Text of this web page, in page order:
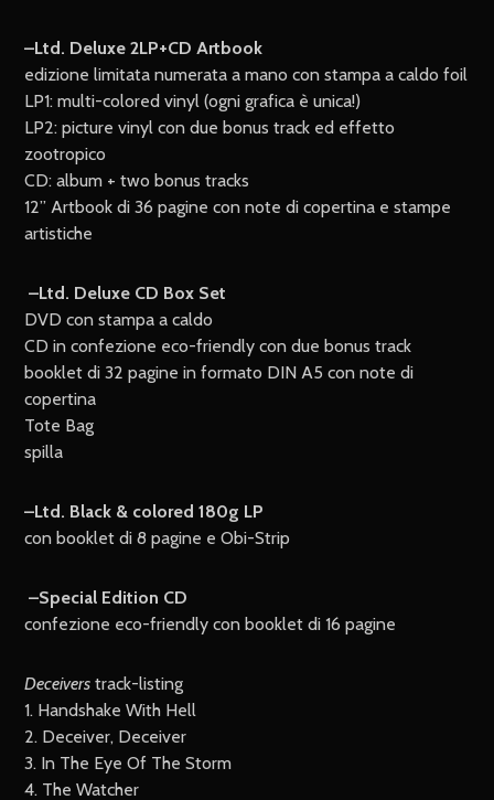
–Ltd. Deluxe 2LP+CD Artbook
edizione limitata numerata a mano con stampa a caldo foil
LP1: multi-colored vinyl (ogni grafica è unica!)
LP2: picture vinyl con due bonus track ed effetto
zootropico
CD: album + two bonus tracks
12” Artbook di 36 pagine con note di copertina e stampe
artistiche
–Ltd. Deluxe CD Box Set
DVD con stampa a caldo
CD in confezione eco-friendly con due bonus track
booklet di 32 pagine in formato DIN A5 con note di
copertina
Tote Bag
spilla
–Ltd. Black & colored 180g LP
con booklet di 8 pagine e Obi-Strip
–Special Edition CD
confezione eco-friendly con booklet di 16 pagine
Deceivers track-listing
1. Handshake With Hell
2. Deceiver, Deceiver
3. In The Eye Of The Storm
4. The Watcher